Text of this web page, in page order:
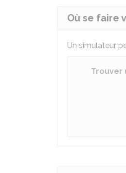
Où se faire
Un simulateur
Trouver